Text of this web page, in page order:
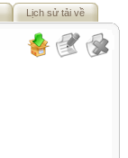
Lịch sử tải về